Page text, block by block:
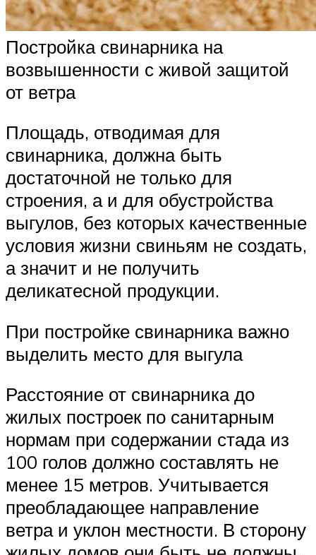
Постройка свинарника на
возвышенности с живой защитой
от ветра
Площадь, отводимая для
свинарника, должна быть
достаточной не только для
строения, а и для обустройства
выгулов, без которых качественные
условия жизни свиньям не создать,
а значит и не получить
деликатесной продукции.
При постройке свинарника важно
выделить место для выгула
Расстояние от свинарника до
жилых построек по санитарным
нормам при содержании стада из
100 голов должно составлять не
менее 15 метров. Учитывается
преобладающее направление
ветра и уклон местности. В сторону